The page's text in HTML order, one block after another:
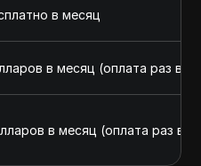
в месяц
в месяц (оплата раз в
в месяц (оплата раз в